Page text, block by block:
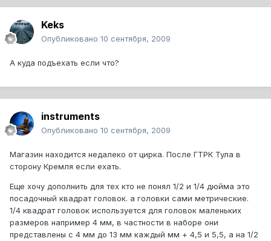
Keks
Опубликовано 10 сентября, 2009
А куда подъехать если что?
instruments
Опубликовано 10 сентября, 2009
Магазин находится недалеко от цирка. После ГТРК Тула в
сторону Кремля если ехать.
Еще хочу дополнить для тех кто не понял 1/2 и 1/4 дюйма это
посадочный квадрат головок. а головки сами метрические.
1/4 квадрат головок используется для головок маленьких
размеров например 4 мм, в частности в наборе они
представлены с 4 мм до 13 мм каждый мм + 4,5 и 5,5, а на 1/2